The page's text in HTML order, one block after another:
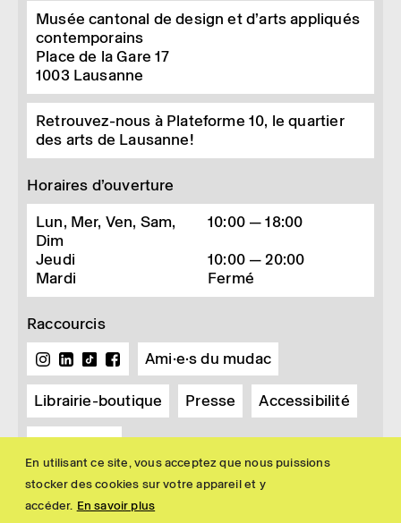
En utilisant ce site, vous acceptez que nous puissions
stocker des cookies sur votre appareil et y
accéder. En savoir plus
Musée cantonal de design et d’arts appliqués
contemporains
Place de la Gare 17
1003 Lausanne
Retrouvez-nous à Plateforme 10, le quartier
des arts de Lausanne!
Horaires d’ouverture
Lun, Mer, Ven, Sam,
Dim
10:00 — 18:00
Jeudi
10:00 — 20:00
Mardi
Fermé
Raccourcis
Ami·e·s du mudac
Librairie-boutique Presse Accessibilité
Newsletter